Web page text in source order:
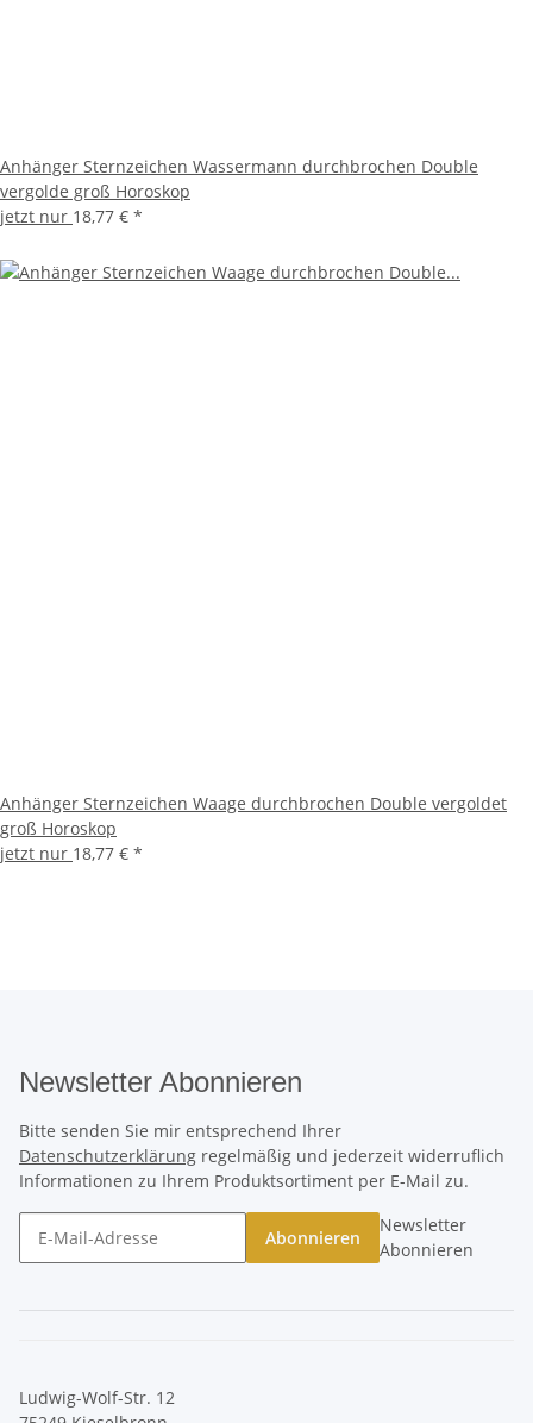
Anhänger Sternzeichen Wassermann durchbrochen Double
vergolde groß Horoskop
jetzt nur 18,77 € *
Anhänger Sternzeichen Waage durchbrochen Double vergoldet
groß Horoskop
jetzt nur 18,77 € *
Newsletter Abonnieren
Bitte senden Sie mir entsprechend Ihrer
Datenschutzerklärung regelmäßig und jederzeit widerruflich
Informationen zu Ihrem Produktsortiment per E-Mail zu.
Abonnieren
Newsletter
Abonnieren
Ludwig-Wolf-Str. 12